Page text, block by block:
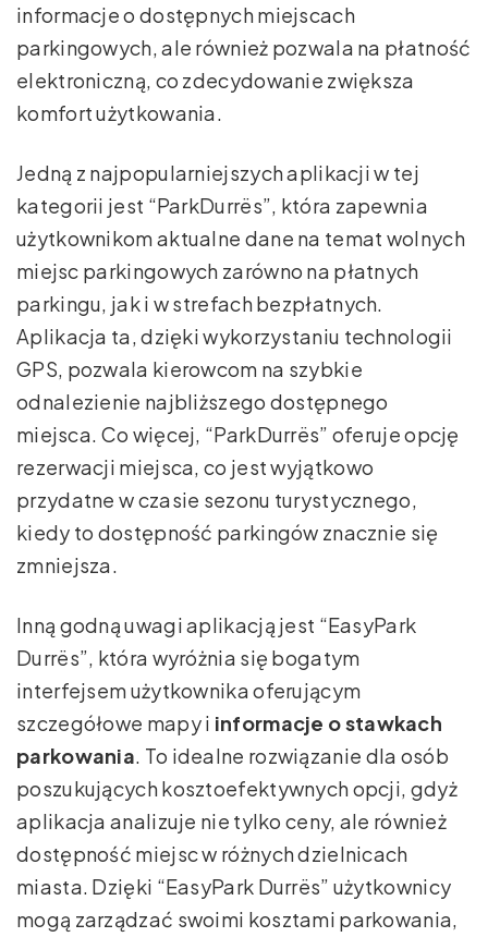
informacje o dostępnych miejscach
parkingowych, ale również pozwala na płatność
elektroniczną, co zdecydowanie zwiększa
komfort użytkowania.
Jedną z najpopularniejszych aplikacji w tej
kategorii jest “ParkDurrës”, która zapewnia
użytkownikom aktualne dane na temat wolnych
miejsc parkingowych zarówno na płatnych
parkingu, jak i w strefach bezpłatnych.
Aplikacja ta, dzięki wykorzystaniu technologii
GPS, pozwala kierowcom na szybkie
odnalezienie najbliższego dostępnego
miejsca. Co więcej, “ParkDurrës” oferuje opcję
rezerwacji miejsca, co jest wyjątkowo
przydatne w czasie sezonu turystycznego,
kiedy to dostępność parkingów znacznie się
zmniejsza.
Inną godną uwagi aplikacją jest “EasyPark
Durrës”, która wyróżnia się bogatym
interfejsem użytkownika oferującym
szczegółowe mapy i informacje o stawkach
parkowania. To idealne rozwiązanie dla osób
poszukujących kosztoefektywnych opcji, gdyż
aplikacja analizuje nie tylko ceny, ale również
dostępność miejsc w różnych dzielnicach
miasta. Dzięki “EasyPark Durrës” użytkownicy
mogą zarządzać swoimi kosztami parkowania,